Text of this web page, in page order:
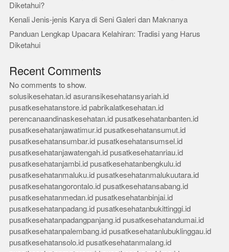
Diketahui?
Kenali Jenis-jenis Karya di Seni Galeri dan Maknanya
Panduan Lengkap Upacara Kelahiran: Tradisi yang Harus
Diketahui
Recent Comments
No comments to show.
solusikesehatan.id asuransikesehatansyariah.id
pusatkesehatanstore.id pabrikalatkesehatan.id
perencanaandinaskesehatan.id pusatkesehatanbanten.id
pusatkesehatanjawatimur.id pusatkesehatansumut.id
pusatkesehatansumbar.id pusatkesehatansumsel.id
pusatkesehatanjawatengah.id pusatkesehatanriau.id
pusatkesehatanjambi.id pusatkesehatanbengkulu.id
pusatkesehatanmaluku.id pusatkesehatanmalukuutara.id
pusatkesehatangorontalo.id pusatkesehatansabang.id
pusatkesehatanmedan.id pusatkesehatanbinjai.id
pusatkesehatanpadang.id pusatkesehatanbukittinggi.id
pusatkesehatanpadangpanjang.id pusatkesehatandumai.id
pusatkesehatanpalembang.id pusatkesehatanlubuklinggau.id
pusatkesehatansolo.id pusatkesehatanmalang.id